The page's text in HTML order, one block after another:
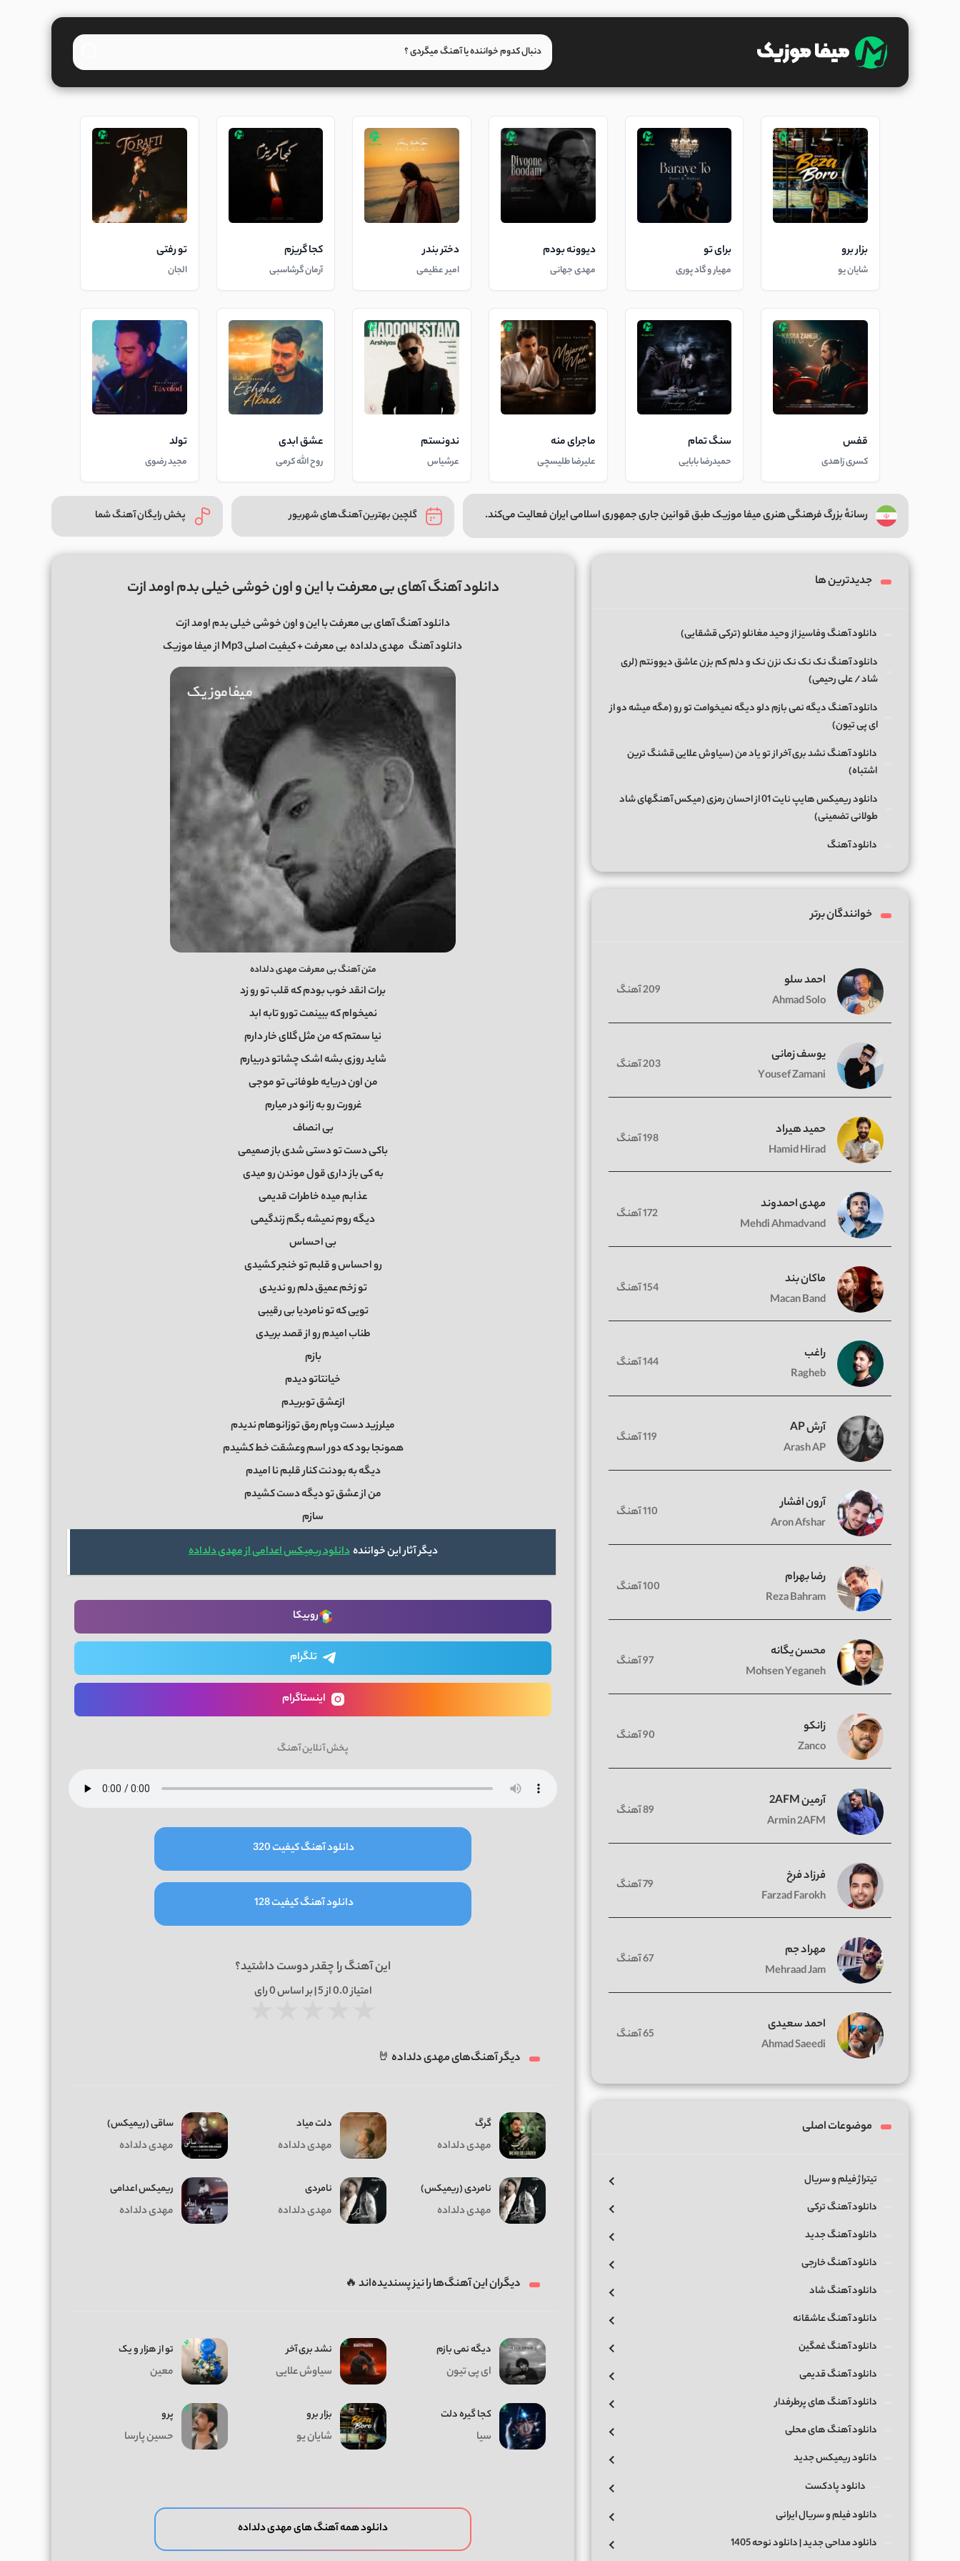
بزار برو
شایان یو
برای تو
مهیار و گاد پوری
دیوونه بودم
مهدی جهانی
دختر بندر
امیر عظیمی
کجا گریزم
آرمان گرشاسبی
تو رفتی
الجان
قفس
کسری زاهدی
سنگ تمام
حمیدرضا بابایی
ماجرای منه
علیرضا طلیسچی
ندونستم
عرشیاس
عشق ابدی
روح الله کرمی
تولد
مجید رضوی
رسانهٔ بزرگ فرهنگی هنری میفا موزیک طبق قوانین جاری جمهوری اسلامی ایران فعالیت می‌کند. گلچین بهترین آهنگ‌های شهریور پخش رایگان آهنگ شما
دانلود آهنگ آهای بی معرفت با این و اون خوشی خیلی بدم اومد ازت
دانلود آهنگ آهای بی معرفت با این و اون خوشی خیلی بدم اومد ازت
دانلود آهنگ مهدی دلدادهبی معرفت + کیفیت اصلی Mp3 از میفا موزیک
متن آهنگ بی معرفت مهدی دلداده
برات انقد خوب بودم که قلب تو رو زد
نمیخوام که ببینمت تورو تابه ابد
نیا سمتم که من مثل گلای خار دارم
شاید روزی بشه اشک چشاتو دربیارم
من اون دریایه طوفانی تو موجی
غرورت رو به زانو در میارم
بی انصاف
باکی دست تو دستی شدی باز صمیمی
به کی باز داری قول موندن رو میدی
عذابم میده خاطرات قدیمی
دیگه روم نمیشه بگم زندگیمی
بی احساس
رو احساس و قلبم تو خنجر کشیدی
تو زخم عمیق دلم رو ندیدی
تویی که تو نامردیا بی رقیبی
طناب امیدم رو از قصد بریدی
بازم
خیانتاتو دیدم
ازعشق توبریدم
میلرزید دست وپام رمق توزانوهام ندیدم
همونجا بود که دور اسم وعشقت خط کشیدم
دیگه به بودنت کنار قلبم نا امیدم
من از عشق تو دیگه دست کشیدم
سازم
دیگر آثار این خوانندهدانلود ریمیکس اعدامی از مهدی دلداده
روبیکا
تلگرام
اینستاگرام
پخش آنلاین آهنگ
دانلود آهنگ کیفیت 320
دانلود آهنگ کیفیت 128
این آهنگ را چقدر دوست داشتید؟
امتیاز0.0از 5 | بر اساس 0رای
دیگر آهنگ‌های مهدی دلداده 🤘
گرگ
مهدی دلداده
دلت میاد
مهدی دلداده
ساقی (ریمیکس)
مهدی دلداده
نامردی (ریمیکس)
مهدی دلداده
نامردی
مهدی دلداده
ریمیکس اعدامی
مهدی دلداده
دیگران این آهنگ‌ها را نیز پسندیده‌اند 🔥
دیگه نمی بازم
ای پی تیون
نشد بری آخر
سیاوش علایی
تو از هزار و یک
معین
کجا گیره دلت
سیا
بزار برو
شایان یو
پرو
حسین پارسا
دانلود همه آهنگ های مهدی دلداده
جدیدترین ها
دانلود آهنگ وفاسیز از وحید مغانلو (ترکی قشقایی)
دانلود آهنگ نک نک نک نزن نک و دلم کم بزن عاشق دیوونتم (لری
شاد / علی رحیمی)
دانلود آهنگ دیگه نمی بازم دلو دیگه نمیخوامت تو رو (مگه میشه دو از
ای پی تیون)
دانلود آهنگ نشد بری آخر از تو یاد من (سیاوش علایی قشنگ ترین
اشتباه)
دانلود ریمیکس هایپ نایت 01 از احسان رمزی (میکس آهنگهای شاد
طولانی تضمینی)
دانلود آهنگ
خوانندگان برتر
احمد سلو
Ahmad Solo
209 آهنگ
یوسف زمانی
Yousef Zamani
203 آهنگ
حمید هیراد
Hamid Hirad
198 آهنگ
مهدی احمدوند
Mehdi Ahmadvand
172 آهنگ
ماکان بند
Macan Band
154 آهنگ
راغب
Ragheb
144 آهنگ
آرش AP
Arash AP
119 آهنگ
آرون افشار
Aron Afshar
110 آهنگ
رضا بهرام
Reza Bahram
100 آهنگ
محسن یگانه
Mohsen Yeganeh
97 آهنگ
زانکو
Zanco
90 آهنگ
آرمین 2AFM
Armin 2AFM
89 آهنگ
فرزاد فرخ
Farzad Farokh
79 آهنگ
مهراد جم
Mehraad Jam
67 آهنگ
احمد سعیدی
Ahmad Saeedi
65 آهنگ
موضوعات اصلی
تیتراژ فیلم و سریال
دانلود آهنگ ترکی
دانلود آهنگ جدید
دانلود آهنگ خارجی
دانلود آهنگ شاد
دانلود آهنگ عاشقانه
دانلود آهنگ غمگین
دانلود آهنگ قدیمی
دانلود آهنگ های پرطرفدار
دانلود آهنگ های محلی
دانلود ریمیکس جدید
دانلود پادکست
دانلود فیلم و سریال ایرانی
دانلود مداحی جدید | دانلود نوحه 1405